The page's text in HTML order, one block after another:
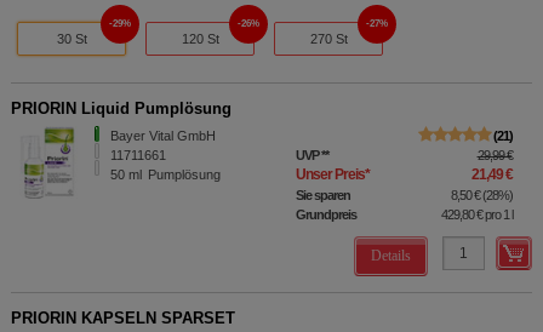
30 St
29%
120 St
26%
270 St
27%
PRIORIN Liquid Pumplösung
Bayer Vital GmbH
11711661
50 ml Pumplösung
21
UVP** 29,99 €
Unser Preis* 21,49 €
Sie sparen 8,50 €(28%)
Grundpreis
429,80 €pro 1 l
Details
PRIORIN KAPSELN SPARSET